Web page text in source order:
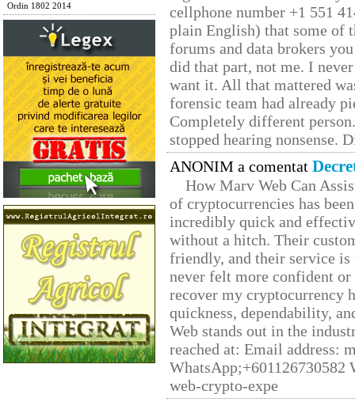
Ordin 1802 2014
cellphone number +1 551
plain English) that some of
forums and data brokers
did that part, not me. I
want it. All that mattered
forensic team had already
Completely different
stopped hearing nonsense.
ANONIM a comentat
How Marv Web Can
of cryptocurrencies has
incredibly quick and
without a hitch. Their
friendly, and their service
never felt more confident
recover my cryptocurrency
quickness, dependability,
Web stands out in the
reached at: Email address:
web-crypto-expe